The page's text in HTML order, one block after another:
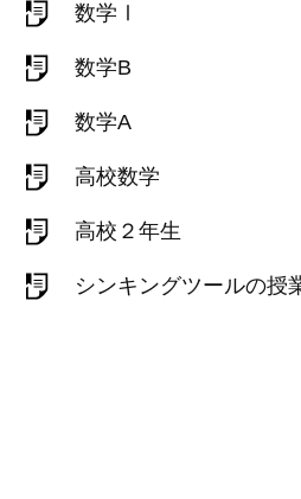
数学Ⅰ
数学B
数学A
高校数学
高校２年生
シンキングツールの授